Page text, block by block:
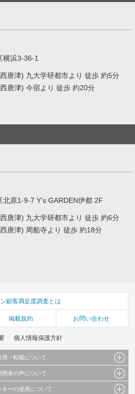
横浜3-36-1
唐津) 九大学研都市より 徒歩 約5分
唐津) 今宿より 徒歩 約20分
原1-9-7 Y’s GARDEN伊都 2F
唐津) 九大学研都市より 徒歩 約6分
唐津) 周船寺より 徒歩 約18分
顧客満足度調査とは
掲載規約 お問い合わせ
個人情報保護方針
用・転載について
、写真、イラスト、画像データ等）及びこれらの配
用者の声について
サービスの利用者が提出された見解・感想です。
キーの使用について